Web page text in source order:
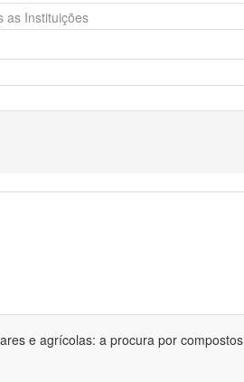
e agrícolas: a procura por compostos